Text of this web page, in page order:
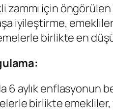
zammı için
iyileştirme,
birlikte en
6 aylık enflasyonun
birlikte emekliler,